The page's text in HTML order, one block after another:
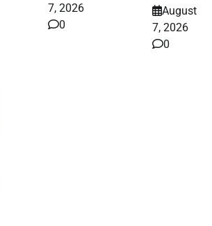
7, 2026
0
August
7, 2026
0